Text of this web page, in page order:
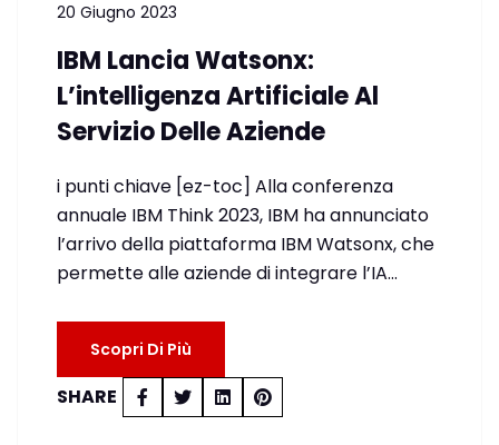
20 Giugno 2023
IBM Lancia Watsonx:
L’intelligenza Artificiale Al
Servizio Delle Aziende
i punti chiave [ez-toc] Alla conferenza
annuale IBM Think 2023, IBM ha annunciato
l’arrivo della piattaforma IBM Watsonx, che
permette alle aziende di integrare l’IA…
Scopri Di Più
SHARE